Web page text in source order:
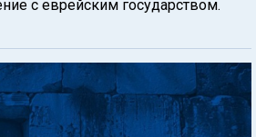
с еврейским государством.